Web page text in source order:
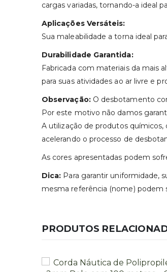
cargas variadas, tornando-a ideal
Aplicações Versáteis:
Sua maleabilidade a torna ideal
Durabilidade Garantida:
Fabricada com materiais da mais
para suas atividades ao ar livre e
Observação:O desbotamento
Por este motivo não damos
A utilização de produtos
acelerando o processo de
As cores apresentadas podem
Dica: Para garantir uniformidade,
mesma referência (nome) podem
PRODUTOS